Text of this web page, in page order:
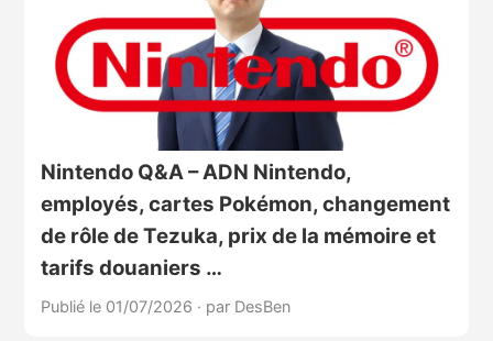
Nintendo Q&A – ADN Nintendo,
employés, cartes Pokémon, changement
de rôle de Tezuka, prix de la mémoire et
tarifs douaniers …
Publié le 01/07/2026 · par DesBen